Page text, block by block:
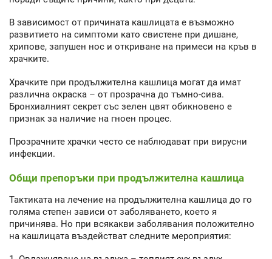
В зависимост от причината кашлицата е възможно
развитието на симптоми като свистене при дишане,
хрипове, запушен нос и откриване на примеси на кръв в
храчките.
Храчките при продължителна кашлица могат да имат
различна окраска – от прозрачна до тъмно-сива.
Бронхиалният секрет със зелен цвят обикновено е
признак за наличие на гноен процес.
Прозрачните храчки често се наблюдават при вирусни
инфекции.
Общи препоръки при продължителна кашлица
Тактиката на лечение на продължителна кашлица до го
голяма степен зависи от заболяването, което я
причинява. Но при всякакви заболявания положително
на кашлицата въздействат следните мероприятия: